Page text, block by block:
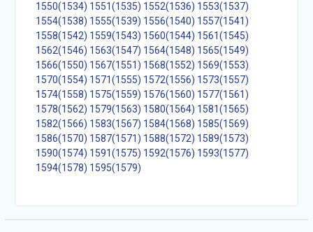
1550(1534) 1551(1535) 1552(1536) 1553(1537)
1554(1538) 1555(1539) 1556(1540) 1557(1541)
1558(1542) 1559(1543) 1560(1544) 1561(1545)
1562(1546) 1563(1547) 1564(1548) 1565(1549)
1566(1550) 1567(1551) 1568(1552) 1569(1553)
1570(1554) 1571(1555) 1572(1556) 1573(1557)
1574(1558) 1575(1559) 1576(1560) 1577(1561)
1578(1562) 1579(1563) 1580(1564) 1581(1565)
1582(1566) 1583(1567) 1584(1568) 1585(1569)
1586(1570) 1587(1571) 1588(1572) 1589(1573)
1590(1574) 1591(1575) 1592(1576) 1593(1577)
1594(1578) 1595(1579)